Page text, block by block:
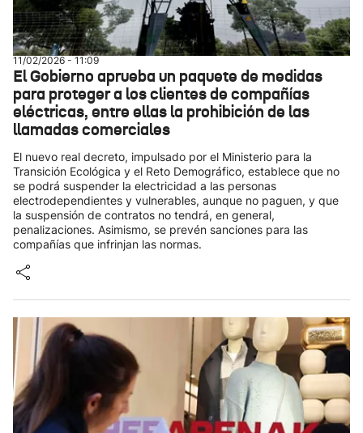
11/02/2026 - 11:09
El Gobierno aprueba un paquete de medidas
para proteger a los clientes de compañías
eléctricas, entre ellas la prohibición de las
llamadas comerciales
El nuevo real decreto, impulsado por el Ministerio para la
Transición Ecológica y el Reto Demográfico, establece que no
se podrá suspender la electricidad a las personas
electrodependientes y vulnerables, aunque no paguen, y que
la suspensión de contratos no tendrá, en general,
penalizaciones. Asimismo, se prevén sanciones para las
compañías que infrinjan las normas.